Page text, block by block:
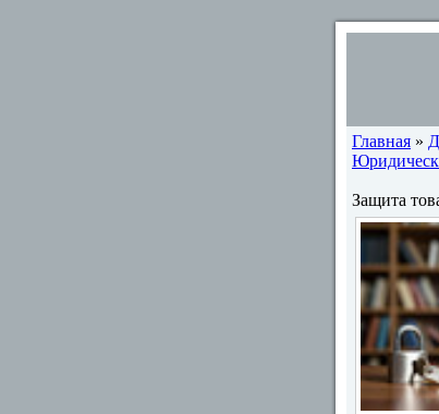
Главная »
Защита